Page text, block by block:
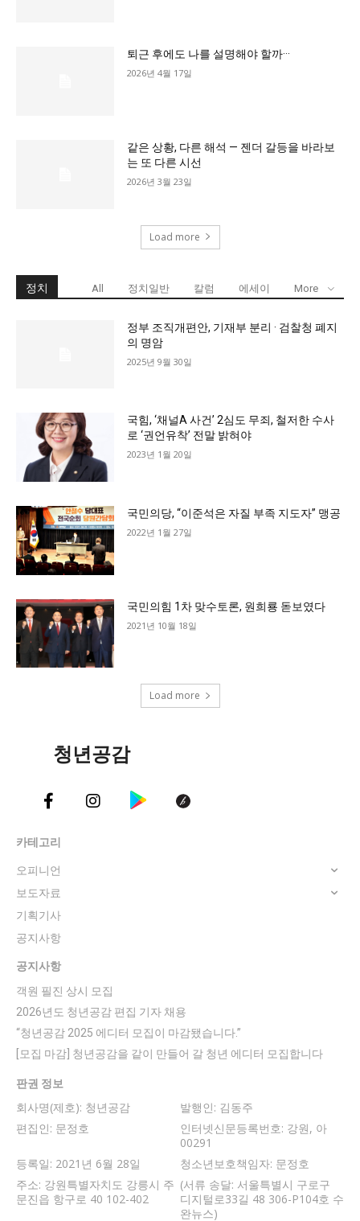
퇴근 후에도 나를 설명해야 할까···
2026년 4월 17일
같은 상황, 다른 해석 — 젠더 갈등을 바라보
는 또 다른 시선
2026년 3월 23일
Load more
정치 All 정치일반 칼럼 에세이 More
정부 조직개편안, 기재부 분리 · 검찰청 폐지
의 명암
2025년 9월 30일
국힘, ‘채널A 사건’ 2심도 무죄, 철저한 수사
로 ‘권언유착’ 전말 밝혀야
2023년 1월 20일
국민의당, “이준석은 자질 부족 지도자” 맹공
2022년 1월 27일
국민의힘 1차 맞수토론, 원희룡 돋보였다
2021년 10월 18일
Load more
청년공감
카테고리
오피니언
보도자료
기획기사
공지사항
공지사항
객원 필진 상시 모집
2026년도 청년공감 편집 기자 채용
“청년공감 2025 에디터 모집이 마감됐습니다.”
[모집 마감] 청년공감을 같이 만들어 갈 청년 에디터 모집합니다
판권 정보
회사명(제호): 청년공감
발행인: 김동주
편집인: 문정호
인터넷신문등록번호: 강원, 아
00291
등록일: 2021년 6월 28일
청소년보호책임자: 문정호
주소: 강원특별자치도 강릉시 주
문진읍 항구로 40 102-402
(서류 송달: 서울특별시 구로구
디지털로33길 48 306-P104호 수
완뉴스)